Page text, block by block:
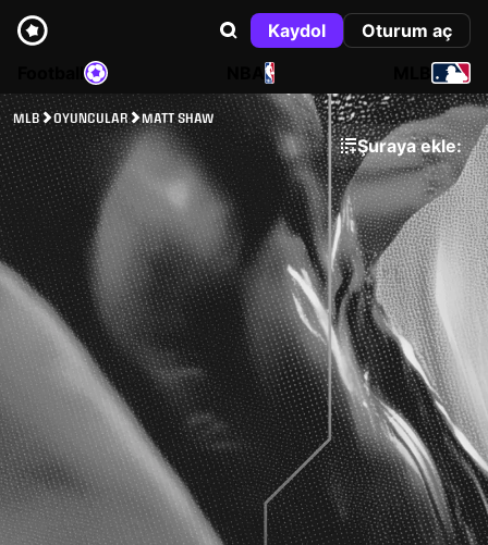
Kaydol
Oturum aç
NBA
MLB OYUNCULAR MATT SHAW
Şuraya ekle: